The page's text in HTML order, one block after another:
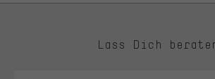
Lass Dich